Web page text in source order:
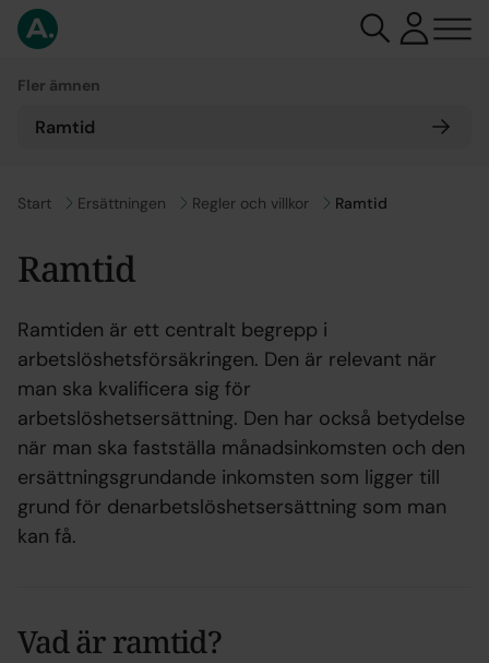
Fler ämnen
Ramtid
Gå till
Start Gå till
Ersättningen Gå till
Regler och villkor Ramtid
Ramtid
Ramtiden är ett centralt begrepp i
arbetslöshetsförsäkringen. Den är relevant när
man ska kvalificera sig för
arbetslöshetsersättning. Den har också betydelse
när man ska fastställa månadsinkomsten och den
ersättningsgrundande inkomsten som ligger till
grund för denarbetslöshetsersättning som man
kan få.
Vad är ramtid?